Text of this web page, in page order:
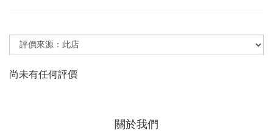
尚未有任何評價
關於我們